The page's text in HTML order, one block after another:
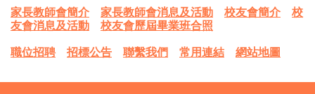
家長教師會簡介 家長教師會消息及活動 校友會簡介
校
友會消息及活動
校友會歷屆畢業班合照
職位招聘
招標公告 聯繫我們 常用連結 網站地圖